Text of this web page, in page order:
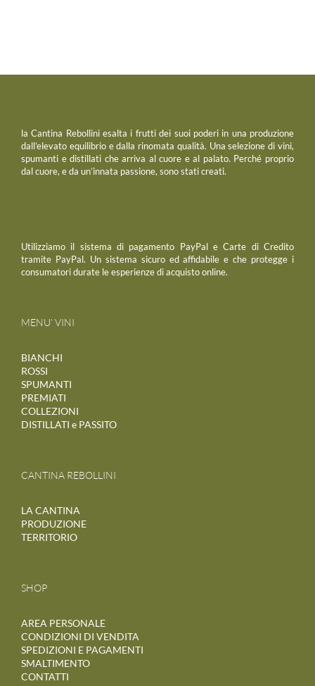
la Cantina Rebollini esalta i frutti dei suoi poderi in una produzione
dall’elevato equilibrio e dalla rinomata qualità. Una selezione di vini,
spumanti e distillati che arriva al cuore e al palato. Perché proprio
dal cuore, e da un’innata passione, sono stati creati.
Utilizziamo il sistema di pagamento PayPal e Carte di Credito
tramite PayPal. Un sistema sicuro ed affidabile e che protegge i
consumatori durate le esperienze di acquisto online.
MENU’ VINI
BIANCHI
ROSSI
SPUMANTI
PREMIATI
COLLEZIONI
DISTILLATI e PASSITO
CANTINA REBOLLINI
LA CANTINA
PRODUZIONE
TERRITORIO
SHOP
AREA PERSONALE
CONDIZIONI DI VENDITA
SPEDIZIONI E PAGAMENTI
SMALTIMENTO
CONTATTI